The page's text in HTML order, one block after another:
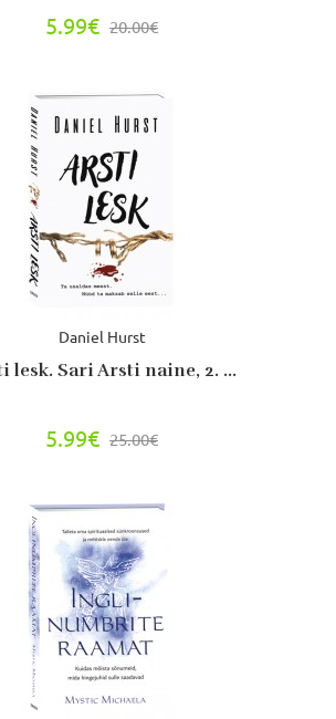
5.99€ 20.00€
Daniel Hurst
lesk. Sari Arsti naine, 2. ...
5.99€ 25.00€